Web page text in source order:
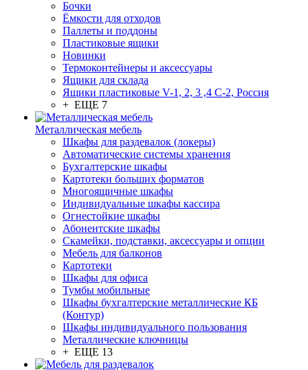
Бочки
Ёмкости для отходов
Паллеты и поддоны
Пластиковые ящики
Новинки
Термоконтейнеры и аксессуары
Ящики для склада
Ящики пластиковые V-1, 2, 3 ,4 С-2, Россия
+ ЕЩЕ 7
Металлическая мебель
Шкафы для раздевалок (локеры)
Автоматические системы хранения
Бухгалтерские шкафы
Картотеки больших форматов
Многоящичные шкафы
Индивидуальные шкафы кассира
Огнестойкие шкафы
Абонентские шкафы
Скамейки, подставки, аксессуары и опции
Мебель для балконов
Картотеки
Шкафы для офиса
Тумбы мобильные
Шкафы бухгалтерские металлические КБ
(Контур)
Шкафы индивидуального пользования
Металлические ключницы
+ ЕЩЕ 13